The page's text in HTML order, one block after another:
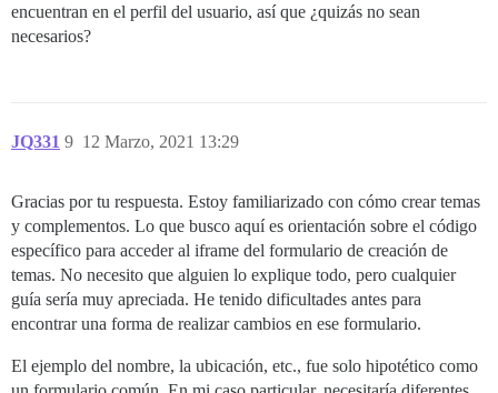
encuentran en el perfil del usuario, así que ¿quizás no sean
necesarios?
JQ331 12 Marzo, 2021 13:29
9
Gracias por tu respuesta. Estoy familiarizado con cómo crear temas
y complementos. Lo que busco aquí es orientación sobre el código
específico para acceder al iframe del formulario de creación de
temas. No necesito que alguien lo explique todo, pero cualquier
guía sería muy apreciada. He tenido dificultades antes para
encontrar una forma de realizar cambios en ese formulario.
El ejemplo del nombre, la ubicación, etc., fue solo hipotético como